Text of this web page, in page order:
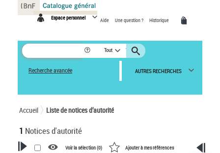
Espace personnel Aide Une question ? Historique
Tout
Recherche avancée AUTRES RECHERCHES
Accueil Liste de notices d’autorité
1 Notices d'autorité
Voir la sélection (0) Ajouter à mes références
Panneau de gestion des cookies